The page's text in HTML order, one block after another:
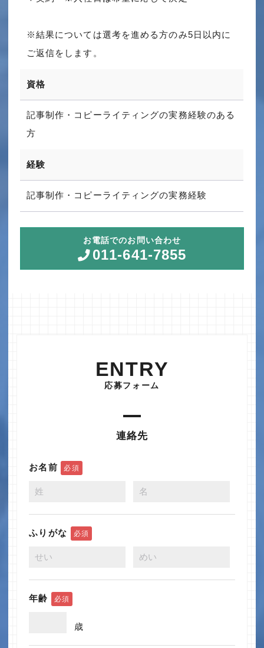
※結果については選考を進める方のみ5日以内に
ご返信をします。
資格
記事制作・コピーライティングの実務経験のある
方
経験
記事制作・コピーライティングの実務経験
お電話でのお問い合わせ
011-641-7855
ENTRY
応募フォーム
連絡先
お名前 必須
ふりがな 必須
年齢 必須
歳